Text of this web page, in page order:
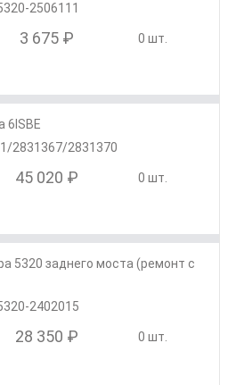
2506111
3 675 ₽ 0 шт.
6ISBE
2831367/2831370
45 020 ₽ 0 шт.
5320 заднего моста (ремонт с
2402015
28 350 ₽ 0 шт.